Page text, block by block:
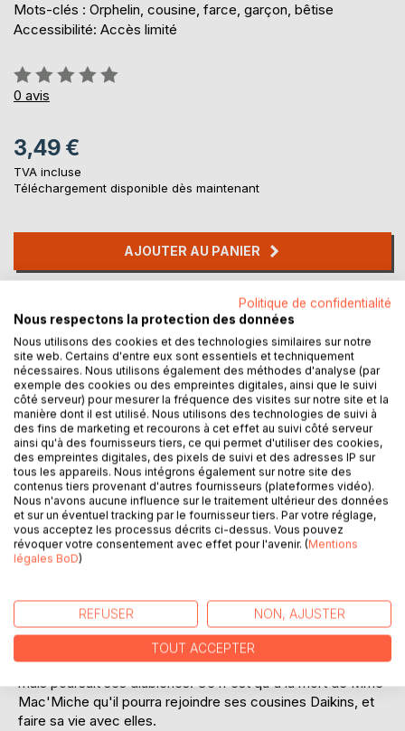
Mots-clés : Orphelin, cousine, farce, garçon, bêtise
Accessibilité: Accès limité
Évaluation:
0%
0 avis
3,49 €
TVA incluse
Téléchargement disponible dès maintenant
AJOUTER AU PANIER
Laisser un avis
DESCRIPTION
En Ecosse, vers 1840, Charles, orphelin a été confié à une
cousine acariâtre et avare, la vieille Mme Mac'Miche. Il se
protège et se venge de sa tyrannie par des inventions et
des farces qui la mettent hors d'elle. Il rend souvent visite
lui, orpheline aussi et aveugle, elle vit sous la tutelle de sa
soeur ainée, Marianne. Charles voudrait bien changer de
tutrice. Mais la sienne le met en pension chez M. Old Nick
(c'est là le surnom du diable , en anglais !) où il vit l'enfer
mais poursuit ses diableries. Ce n'est qu'à la mort de Mme
Mac'Miche qu'il pourra rejoindre ses cousines Daikins, et
faire sa vie avec elles.
Politique de confidentialité
Nous respectons la protection des données
Nous utilisons des cookies et des technologies similaires sur notre
site web. Certains d'entre eux sont essentiels et techniquement
nécessaires. Nous utilisons également des méthodes d'analyse (par
exemple des cookies ou des empreintes digitales, ainsi que le suivi
côté serveur) pour mesurer la fréquence des visites sur notre site et la
manière dont il est utilisé. Nous utilisons des technologies de suivi à
des fins de marketing et recourons à cet effet au suivi côté serveur
ainsi qu'à des fournisseurs tiers, ce qui permet d'utiliser des cookies,
des empreintes digitales, des pixels de suivi et des adresses IP sur
tous les appareils. Nous intégrons également sur notre site des
contenus tiers provenant d'autres fournisseurs (plateformes vidéo).
Nous n'avons aucune influence sur le traitement ultérieur des données
et sur un éventuel tracking par le fournisseur tiers. Par votre réglage,
vous acceptez les processus décrits ci-dessus. Vous pouvez
révoquer votre consentement avec effet pour l'avenir. (Mentions
légales BoD)
REFUSER NON, AJUSTER
TOUT ACCEPTER